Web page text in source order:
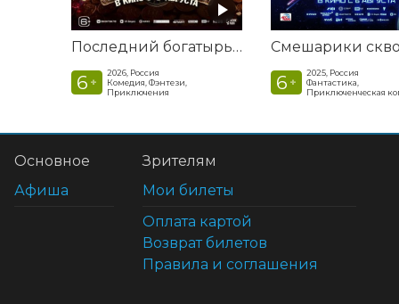
Последний богатырь. Колобок
6 +
2026, Россия
Комедия, Фэнтези,
Приключения
6 +
2025, Россия
Фантастика,
Приключенческая
Основное
Афиша
Зрителям
Мои билеты
Оплата картой
Возврат билетов
Правила и соглашения